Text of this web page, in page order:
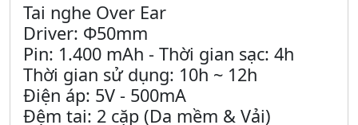
Tai nghe Over Ear
Driver: Φ50mm
Pin: 1.400 mAh - Thời gian sạc: 4h
Thời gian sử dụng: 10h ~ 12h
Điện áp: 5V - 500mA
Đệm tai: 2 cặp (Da mềm & Vải)